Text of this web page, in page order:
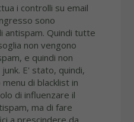
i controlli su email
sono
antispam. Quindi tutte
non vengono
e quindi non
E' stato, quindi,
di blacklist in
di influenzare il
ma di fare